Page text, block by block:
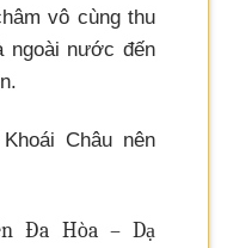
vô cùng thu
ngoài nước đến
Châu nên
Đa Hòa – Dạ